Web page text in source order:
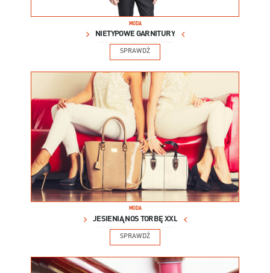
MODA
NIETYPOWE GARNITURY
SPRAWDŹ
MODA
JESIENIĄ NOŚ TORBĘ XXL
SPRAWDŹ